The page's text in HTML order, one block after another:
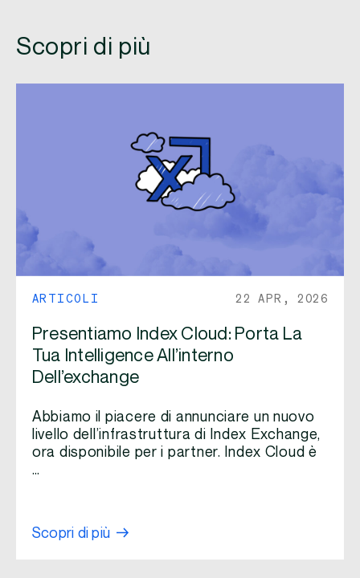
Scopri di più
ARTICOLI 22 APR, 2026
Presentiamo Index Cloud: Porta La
Tua Intelligence All’interno
Dell’exchange
Abbiamo il piacere di annunciare un nuovo
livello dell’infrastruttura di Index Exchange,
ora disponibile per i partner. Index Cloud è
…
Scopri di più